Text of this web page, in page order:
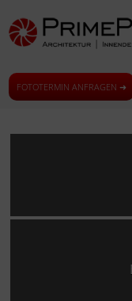
FOTOTERMIN ANFRAGEN ➜